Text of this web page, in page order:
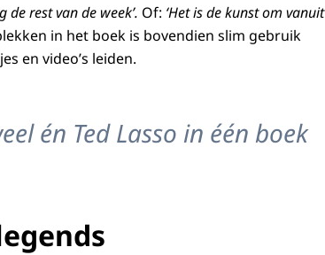
de rest van de week’. Of: ‘Het is de kunst om vanuit
in het boek is bovendien slim gebruik
en video’s leiden.
én Ted Lasso in één boek